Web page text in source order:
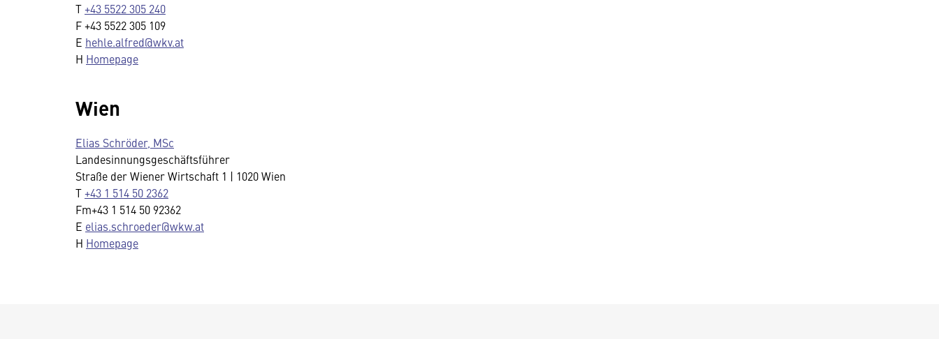
T+43 5522 305 240
F +43 5522 305 109
E hehle.alfred@wkv.at
H Homepage
Wien
Elias Schröder, MSc
Landesinnungsgeschäftsführer
Straße der Wiener Wirtschaft 1 | 1020 Wien
T+43 1 514 50 2362
Fm+43 1 514 50 92362
E elias.schroeder@wkw.at
H Homepage